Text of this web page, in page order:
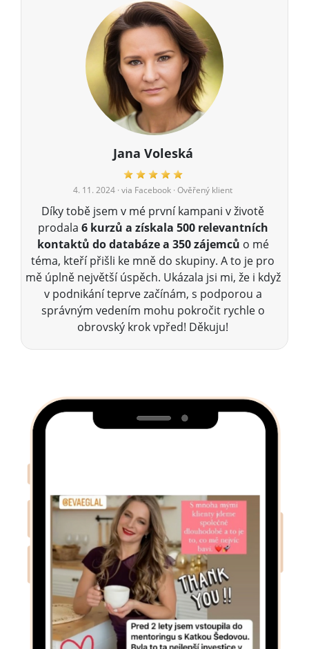
Jana Voleská
4. 11. 2024 · via Facebook · Ověřený klient
Díky tobě jsem v mé první kampani v životě
prodala 6 kurzů a získala 500 relevantních
kontaktů do databáze a 350 zájemců o mé
téma, kteří přišli ke mně do skupiny. A to je pro
mě úplně největší úspěch. Ukázala jsi mi, že i když
v podnikání teprve začínám, s podporou a
správným vedením mohu pokročit rychle o
obrovský krok vpřed! Děkuju!